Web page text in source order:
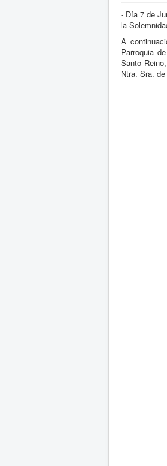
- Día 7 de
la
A
Parroquia
Santo
Ntra. Sra.